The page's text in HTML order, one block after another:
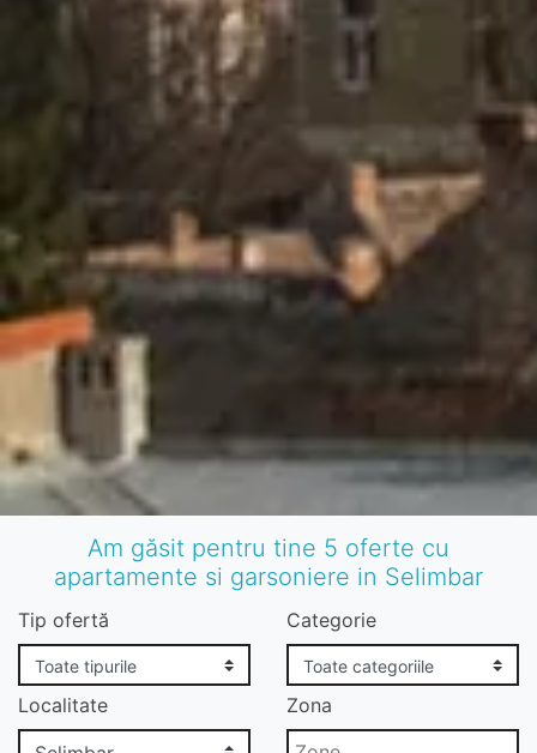
Am găsit pentru tine 5 oferte cu
apartamente si garsoniere in Selimbar
Tip ofertă Categorie
Localitate Zona